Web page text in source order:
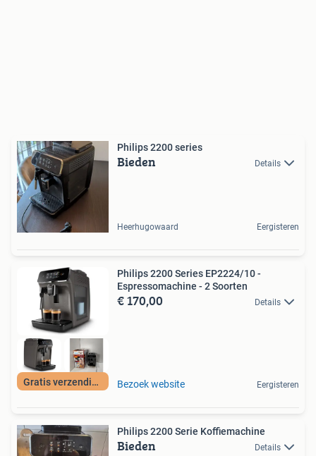
Philips 2200 series
Bieden Details
Heerhugowaard Eergisteren
Gratis verzending
Philips 2200 Series EP2224/10 -
Espressomachine - 2 Soorten
€ 170,00 Details
Bezoek website Eergisteren
Philips 2200 Serie Koffiemachine
Bieden Details